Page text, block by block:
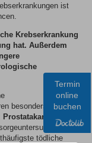
ist
Krebserkrankung
hat. Außerdem
besonders wichtig.
Prostatakarzinom
tödliche
Termin
online
buchen